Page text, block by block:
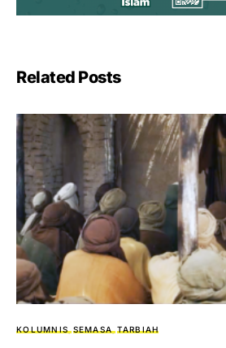
Related Posts
KOLUMNIS SEMASA TARBIAH